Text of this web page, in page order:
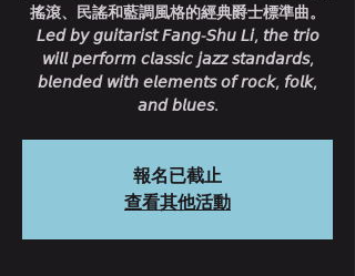
搖滾、民謠和藍調風格的經典爵士標準曲。
𝘓𝘦𝘥 𝘣𝘺 𝘨𝘶𝘪𝘵𝘢𝘳𝘪𝘴𝘵 𝘍𝘢𝘯𝘨-𝘚𝘩𝘶 𝘓𝘪, 𝘵𝘩𝘦 𝘵𝘳𝘪𝘰
𝘸𝘪𝘭𝘭 𝘱𝘦𝘳𝘧𝘰𝘳𝘮 𝘤𝘭𝘢𝘴𝘴𝘪𝘤 𝘫𝘢𝘻𝘻 𝘴𝘵𝘢𝘯𝘥𝘢𝘳𝘥𝘴,
𝘣𝘭𝘦𝘯𝘥𝘦𝘥 𝘸𝘪𝘵𝘩 𝘦𝘭𝘦𝘮𝘦𝘯𝘵𝘴 𝘰𝘧 𝘳𝘰𝘤𝘬, 𝘧𝘰𝘭𝘬,
𝘢𝘯𝘥 𝘣𝘭𝘶𝘦𝘴.
報名已截止
查看其他活動